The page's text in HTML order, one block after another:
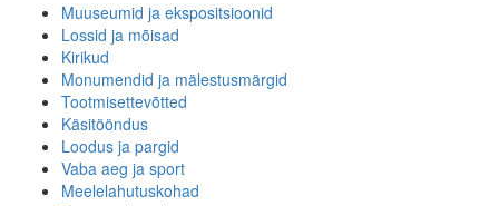
Muuseumid ja ekspositsioonid
Lossid ja mõisad
Kirikud
Monumendid ja mälestusmärgid
Tootmisettevõtted
Käsitööndus
Loodus ja pargid
Vaba aeg ja sport
Meelelahutuskohad